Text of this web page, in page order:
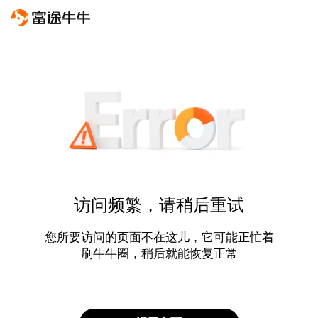
访问频繁，请稍后重试
您所要访问的页面不在这儿，它可能正忙着
刷牛牛圈，稍后就能恢复正常